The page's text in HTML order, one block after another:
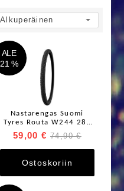
ALE
21 %
Nastarengas Suomi
Tyres Routa W244 28"
35-622/700x35 244
nastaa
59,00 € 74,90 €
Ostoskoriin